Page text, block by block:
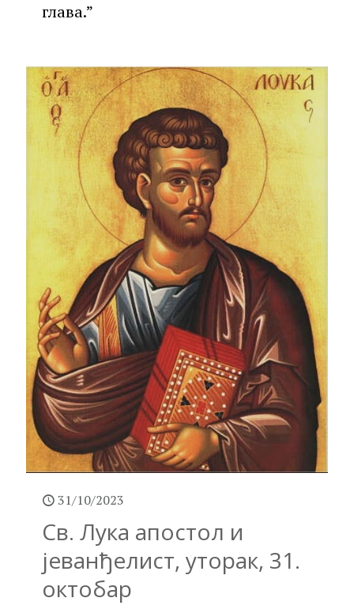
глава.”
31/10/2023
Св. Лука апостол и
јеванђелист, уторак, 31.
октобар